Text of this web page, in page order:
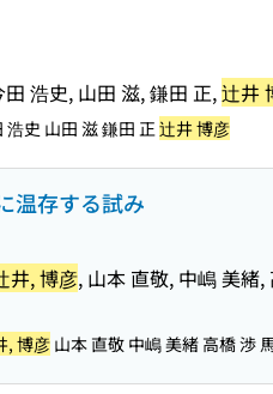
浩史, 山田 滋, 鎌田 正,辻井
浩史 山田 滋 鎌田 正辻井 博彦
温存する試み
井, 博彦, 山本 直敬, 中嶋 美緒
, 博彦 山本 直敬 中嶋 美緒 高橋 渉